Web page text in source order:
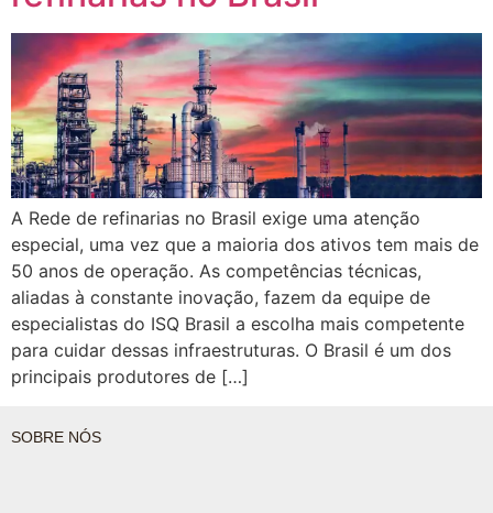
A Rede de refinarias no Brasil exige uma atenção
especial, uma vez que a maioria dos ativos tem mais de
50 anos de operação. As competências técnicas,
aliadas à constante inovação, fazem da equipe de
especialistas do ISQ Brasil a escolha mais competente
para cuidar dessas infraestruturas. O Brasil é um dos
principais produtores de […]
SOBRE NÓS